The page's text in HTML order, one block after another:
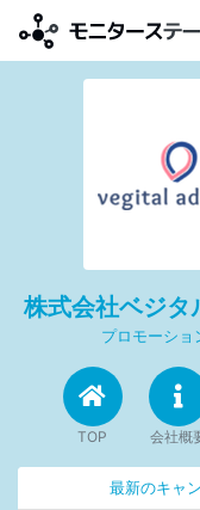
株式会社ベジタ
プロモーショ
TOP 会社概
最新のキャ